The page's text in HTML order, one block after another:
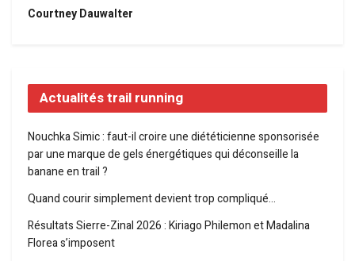
Courtney Dauwalter
Actualités trail running
Nouchka Simic : faut-il croire une diététicienne sponsorisée
par une marque de gels énergétiques qui déconseille la
banane en trail ?
Quand courir simplement devient trop compliqué…
Résultats Sierre-Zinal 2026 : Kiriago Philemon et Madalina
Florea s’imposent